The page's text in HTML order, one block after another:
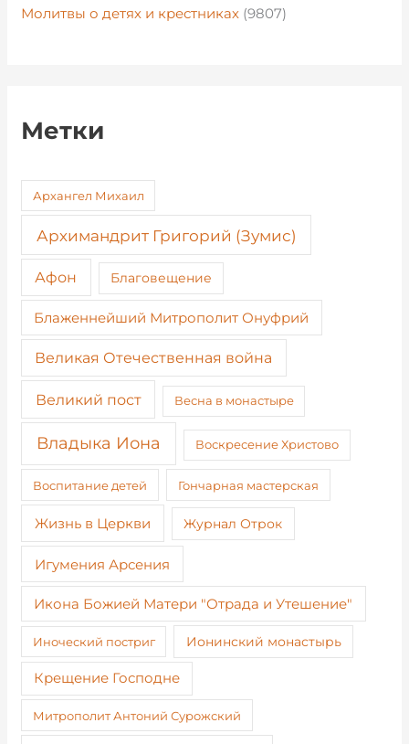
Молитвы о детях и крестниках (9807)
Метки
Архангел Михаил
Архимандрит Григорий (Зумис)
Афон Благовещение
Блаженнейший Митрополит Онуфрий
Великая Отечественная война
Великий пост Весна в монастыре
Владыка Иона Воскресение Христово
Воспитание детей Гончарная мастерская
Жизнь в Церкви Журнал Отрок
Игумения Арсения
Икона Божией Матери "Отрада и Утешение"
Иноческий постриг Ионинский монастырь
Крещение Господне
Митрополит Антоний Сурожский